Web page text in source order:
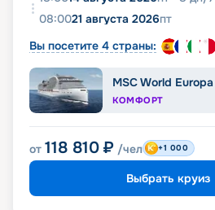
08:0021 августа 2026пт
Вы посетите 4 страны:
MSC World Europa
КОМФОРТ
от 118 810 ₽ /чел +1 000
Выбрать круиз